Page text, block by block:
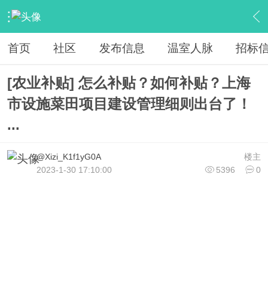
› 棚友之家 › 政策补贴 › 内容
首页 社区 发布信息 温室人脉 招标
[农业补贴] 怎么补贴？如何补贴？上海
市设施菜田项目建设管理细则出台了！
...
楼主
@Xizi_K1f1yG0A
5396
0
2023-1-30 17:10:00